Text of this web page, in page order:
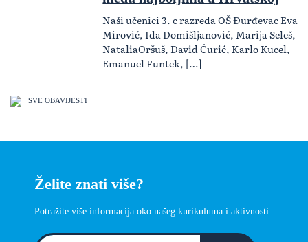
Naši učenici 3. c razreda OŠ Đurđevac Eva
Mirović, Ida Domišljanović, Marija Seleš,
NataliaOršuš, David Ćurić, Karlo Kucel,
Emanuel Funtek, […]
SVE OBAVIJESTI
Želite znati više?
Potražite više informacija oko našeg kurikuluma i aktivnosti.